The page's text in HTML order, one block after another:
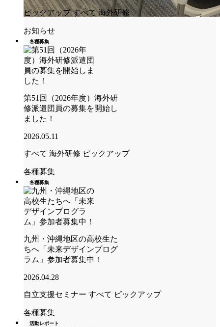
ピックアップ すべて 海外研修
お知らせ
各種募集
第51回（2026年度）海外研
修派遣団員の募集を開始し
ました！
2026.05.11
すべて 海外研修 ピックアップ
各種募集
各種募集
九州・沖縄地区の高校生た
ちへ「未来デザインプログ
ラム」参加者募集中！
2026.04.28
自立支援セミナー すべて ピックアップ
各種募集
活動レポート